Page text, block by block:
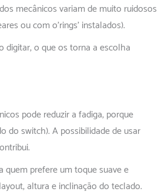
mecânicos variam de muito ruidosos
ou com o’rings’ instalados).
digitar, o que os torna a escolha
pode reduzir a fadiga, porque
do switch). A possibilidade de usar
quem prefere um toque suave e
altura e inclinação do teclado.